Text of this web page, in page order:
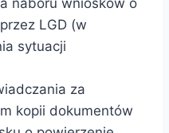
naboru wniosków o
LGD (w
sytuacji
za
kopii dokumentów